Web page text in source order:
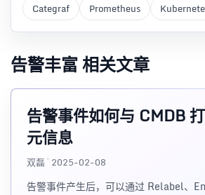
Categraf
Prometheus
告警丰富 相关文章
告警事件如何与 CMDB
元信息
双磊 · 2025-02-08
告警事件产生后，可以通过 Relabel、